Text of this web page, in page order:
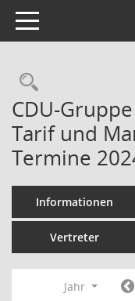
Toggle navigation
CDU-
Tarif und
Termine
Informationen
Vertreter
Jahr